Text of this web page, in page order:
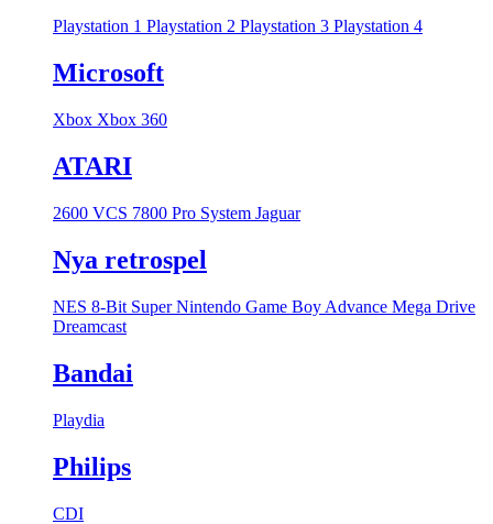
Playstation 1 Playstation 2 Playstation 3 Playstation 4
Microsoft
Xbox Xbox 360
ATARI
2600 VCS 7800 Pro System Jaguar
Nya retrospel
NES 8-Bit Super Nintendo Game Boy Advance Mega Drive
Dreamcast
Bandai
Playdia
Philips
CDI